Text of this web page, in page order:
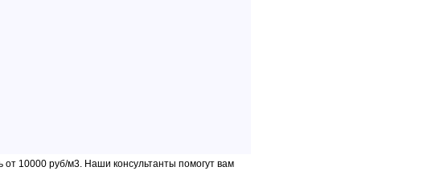
10000 руб/м3. Наши консультанты помогут вам